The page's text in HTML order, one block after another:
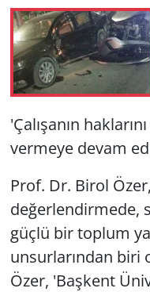
'Çalışanın
vermeye devam
Prof. Dr. Birol
değerlendirmede,
güçlü bir toplum
unsurlarından biri
Özer, 'Başkent